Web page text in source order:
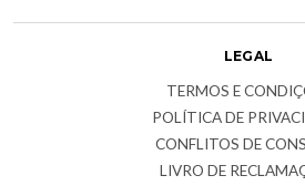
LEGAL
TERMOS E
POLÍTICA DE
CONFLITOS DE
LIVRO DE